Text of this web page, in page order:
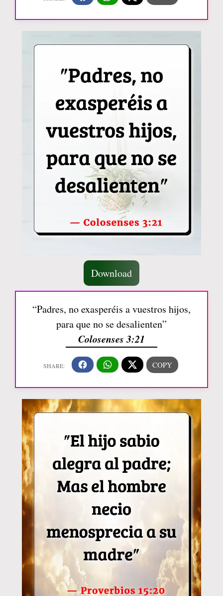
Download
“Padres, no exasperéis a vuestros hijos,
para que no se desalienten”
Colosenses 3:21